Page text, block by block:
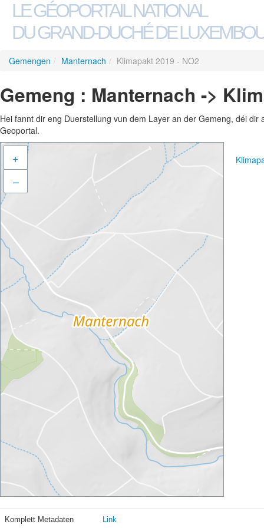
LE GÉOPORTAIL NATIONAL
DU GRAND-DUCHÉ DE
Gemengen / Manternach / Klimapakt 2019 - NO2
Gemeng : Manternach ->
Hei fannt dir eng Duerstellung vun dem Layer an der Gemeng, déi
Geoportal.
+
–
Komplett Metadaten Link